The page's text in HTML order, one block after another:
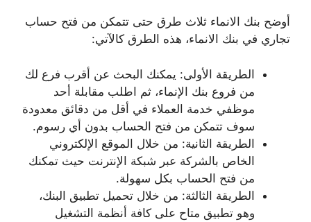
أوضح بنك الانماء ثلاث طرق حتى تتمكن من فتح حساب
تجاري في بنك الانماء، هذه الطرق كالآتي:
الطريقة الأولى: يمكنك البحث عن أقرب فرع لك
من فروع بنك الإنماء، ثم اطلب مقابلة أحد
موظفي خدمة العملاء في أقل من دقائق معدودة
سوف تتمكن من فتح الحساب بدون أي رسوم.
الطريقة الثانية: من خلال الموقع الإلكتروني
الخاص بالشركة عبر شبكة الإنترنت حيث تمكنك
من فتح الحساب بكل سهولة.
الطريقة الثالثة: من خلال تحميل تطبيق البنك،
وهو تطبيق متاح على كافة أنظمة التشغيل